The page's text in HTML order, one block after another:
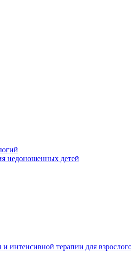
недоношенных детей
интенсивной терапии для